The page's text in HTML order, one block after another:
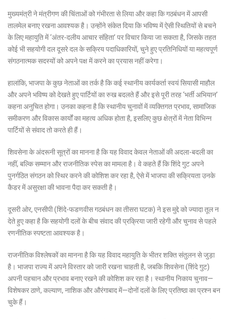
मुख्यमंत्री ने मंत्रीगण की चिंताओं को गंभीरता से लिया और कहा कि गठबंधन में आपसी
तालमेल बनाए रखना आवश्यक है। उन्होंने संकेत दिया कि भविष्य में ऐसी स्थितियों से बचने
के लिए महायुति में ‘अंतर-दलीय आचार संहिता’ पर विचार किया जा सकता है, जिसके तहत
कोई भी सहयोगी दल दूसरे दल के सक्रिय पदाधिकारियों, चुने हुए प्रतिनिधियों या महत्वपूर्ण
संगठनात्मक सदस्यों को अपने पक्ष में करने का प्रयास नहीं करेगा।
हालांकि, भाजपा के कुछ नेताओं का तर्क है कि कई स्थानीय कार्यकर्ता स्वयं सियासी माहौल
और अपने भविष्य को देखते हुए पार्टियों का रुख बदलते हैं और इसे पूरी तरह ‘भर्ती अभियान’
कहना अनुचित होगा। उनका कहना है कि स्थानीय चुनावों में व्यक्तिगत प्रभाव, सामाजिक
समीकरण और विकास कार्यों का महत्व अधिक होता है, इसलिए कुछ क्षेत्रों में नेता विभिन्न
पार्टियों से संवाद तो करते ही हैं।
शिवसेना के अंदरूनी सूत्रों का मानना है कि यह विवाद केवल नेताओं की अदला-बदली का
नहीं, बल्कि सम्मान और राजनीतिक स्पेस का मामला है। वे कहते हैं कि शिंदे गुट अपने
पुनर्गठित संगठन को स्थिर करने की कोशिश कर रहा है, ऐसे में भाजपा की सक्रियता उनके
कैडर में असुरक्षा की भावना पैदा कर सकती है।
दूसरी ओर, एनसीपी (शिंदे-फडणवीस गठबंधन का तीसरा घटक) ने इस मुद्दे को ज्यादा तूल न
देते हुए कहा है कि सहयोगी दलों के बीच संवाद की प्रक्रिया जारी रहेगी और चुनाव से पहले
रणनीतिक स्पष्टता आवश्यक है।
राजनीतिक विश्लेषकों का मानना है कि यह विवाद महायुति के भीतर शक्ति संतुलन से जुड़ा
है। भाजपा राज्य में अपने विस्तार को जारी रखना चाहती है, जबकि शिवसेना (शिंदे गुट)
अपनी पहचान और प्रभाव बनाए रखने की कोशिश कर रहा है। स्थानीय निकाय चुनाव—
विशेषकर ठाणे, कल्याण, नाशिक और औरंगाबाद में—दोनों दलों के लिए प्रतिष्ठा का प्रश्न बन
चुके हैं।